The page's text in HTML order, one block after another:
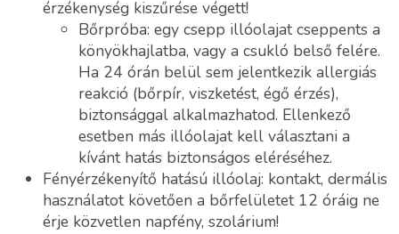
érzékenység kiszűrése végett!
Bőrpróba: egy csepp illóolajat cseppents a
könyökhajlatba, vagy a csukló belső felére.
Ha 24 órán belül sem jelentkezik allergiás
reakció (bőrpír, viszketést, égő érzés),
biztonsággal alkalmazhatod. Ellenkező
esetben más illóolajat kell választani a
kívánt hatás biztonságos eléréséhez.
Fényérzékenyítő hatású illóolaj: kontakt, dermális
használatot követően a bőrfelületet 12 óráig ne
érje közvetlen napfény, szolárium!